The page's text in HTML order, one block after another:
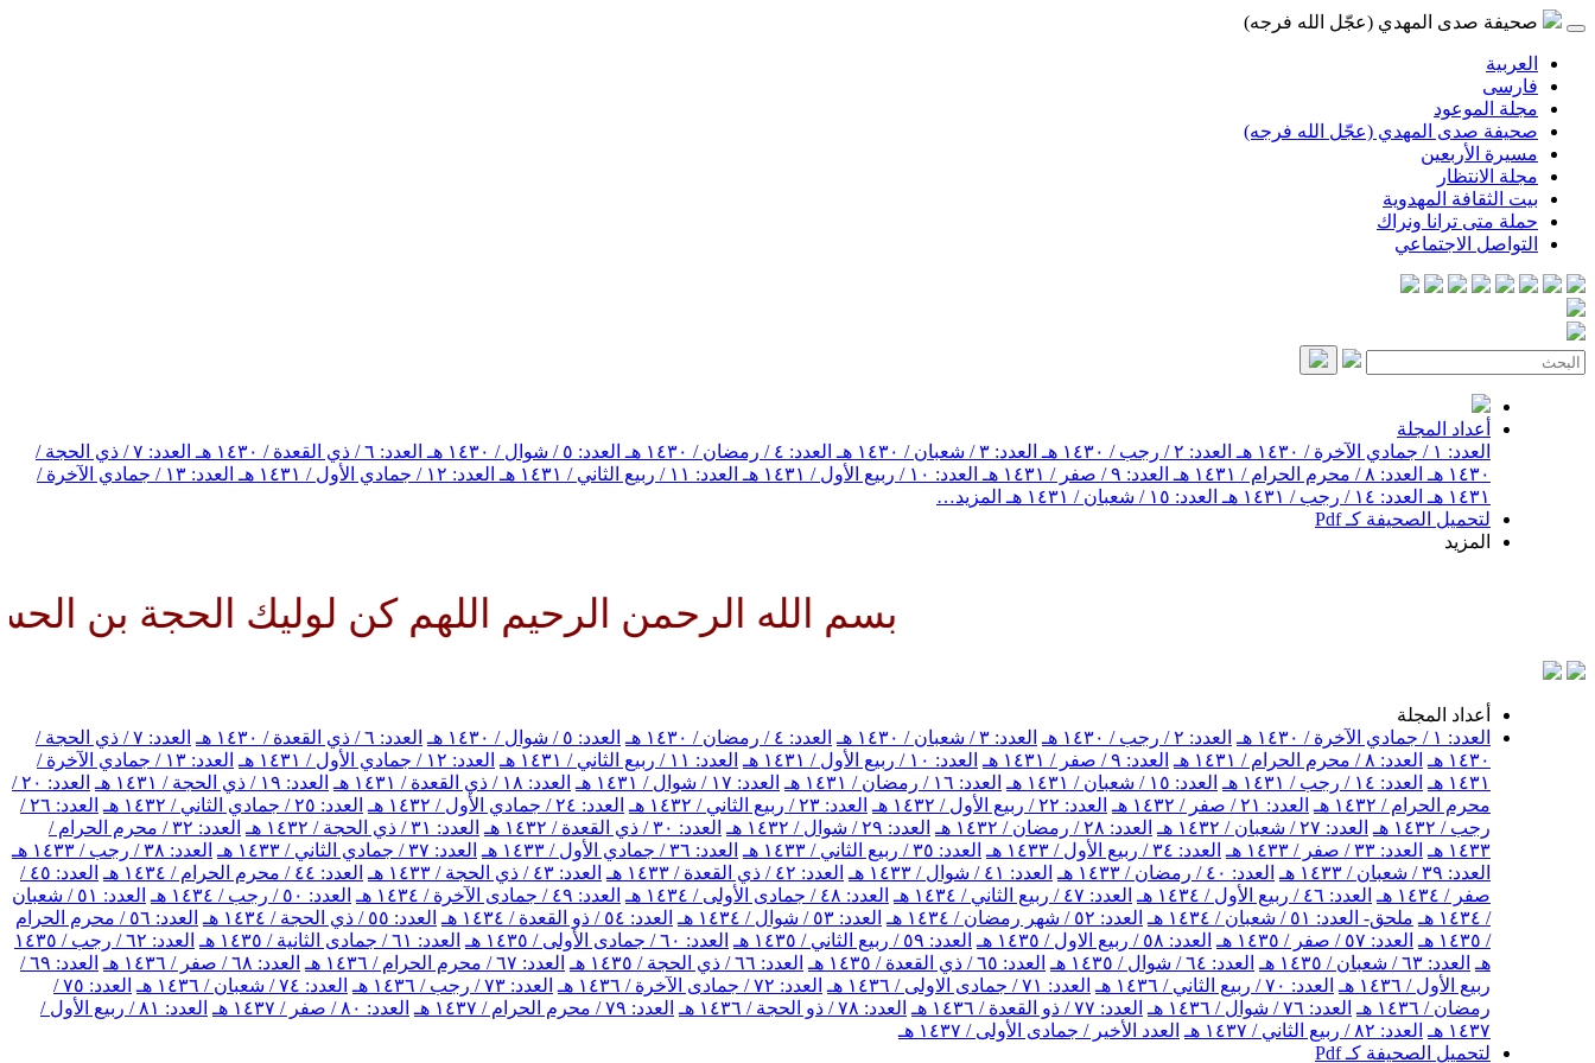
صحيفة صدى المهدي (عجّل الله فرجه)
العربية
فارسی
مجلة الموعود
صحيفة صدى المهدي (عجّل الله فرجه)
مسيرة الأربعين
مجلة الانتظار
بيت الثقافة المهدوية
حملة متى ترانا ونراك
التواصل الاجتماعي
أعداد المجلة
العدد: ١ / جمادي الآخرة / ١٤٣٠ هـ
العدد: ٢ / رجب / ١٤٣٠ هـ العدد: ٣ / شعبان / ١٤٣٠ هـ العدد: ٤ / رمضان / ١٤٣٠ هـ العدد: ٥ / شوال / ١٤٣٠ هـ العدد: ٦ / ذي القعدة / ١٤٣٠ هـ
العدد: ٧ / ذي الحجة /
١٤٣٠ هـ
العدد: ٨ / محرم الحرام / ١٤٣١ هـ العدد: ٩ / صفر / ١٤٣١ هـ العدد: ١٠ / ربيع الأول / ١٤٣١ هـ العدد: ١١ / ربيع الثاني / ١٤٣١ هـ العدد: ١٢ / جمادي الأول / ١٤٣١ هـ
العدد: ١٣ / جمادي الآخرة /
١٤٣١ هـ
العدد: ١٤ / رجب / ١٤٣١ هـ العدد: ١٥ / شعبان / ١٤٣١ هـ
المزيد…
لتحميل الصحيفة كـ Pdf
المزيد
بسم الله الرحمن الرحيم اللهم كن لوليك الحجة بن الحسن
أعداد المجلة
العدد: ١ / جمادي الآخرة / ١٤٣٠ هـ
العدد: ٢ / رجب / ١٤٣٠ هـ العدد: ٣ / شعبان / ١٤٣٠ هـ العدد: ٤ / رمضان / ١٤٣٠ هـ العدد: ٥ / شوال / ١٤٣٠ هـ العدد: ٦ / ذي القعدة / ١٤٣٠ هـ
العدد: ٧ / ذي الحجة /
١٤٣٠ هـ
العدد: ٨ / محرم الحرام / ١٤٣١ هـ العدد: ٩ / صفر / ١٤٣١ هـ العدد: ١٠ / ربيع الأول / ١٤٣١ هـ العدد: ١١ / ربيع الثاني / ١٤٣١ هـ العدد: ١٢ / جمادي الأول / ١٤٣١ هـ
العدد: ١٣ / جمادي الآخرة /
١٤٣١ هـ
العدد: ١٤ / رجب / ١٤٣١ هـ العدد: ١٥ / شعبان / ١٤٣١ هـ العدد: ١٦ / رمضان / ١٤٣١ هـ العدد: ١٧ / شوال / ١٤٣١ هـ العدد: ١٨ / ذي القعدة / ١٤٣١ هـ العدد: ١٩ / ذي الحجة / ١٤٣١ هـ
العدد: ٢٠ /
محرم الحرام / ١٤٣٢ هـ
العدد: ٢١ / صفر / ١٤٣٢ هـ العدد: ٢٢ / ربيع الأول / ١٤٣٢ هـ العدد: ٢٣ / ربيع الثاني / ١٤٣٢ هـ العدد: ٢٤ / جمادي الأول / ١٤٣٢ هـ العدد: ٢٥ / جمادي الثاني / ١٤٣٢ هـ
العدد: ٢٦ /
رجب / ١٤٣٢ هـ
العدد: ٢٧ / شعبان / ١٤٣٢ هـ العدد: ٢٨ / رمضان / ١٤٣٢ هـ العدد: ٢٩ / شوال / ١٤٣٢ هـ العدد: ٣٠ / ذي القعدة / ١٤٣٢ هـ العدد: ٣١ / ذي الحجة / ١٤٣٢ هـ
العدد: ٣٢ / محرم الحرام /
١٤٣٣ هـ
العدد: ٣٣ / صفر / ١٤٣٣ هـ العدد: ٣٤ / ربيع الأول / ١٤٣٣ هـ العدد: ٣٥ / ربيع الثاني / ١٤٣٣ هـ العدد: ٣٦ / جمادي الأول / ١٤٣٣ هـ العدد: ٣٧ / جمادي الثاني / ١٤٣٣ هـ
العدد: ٣٨ / رجب / ١٤٣٣ هـ
العدد: ٣٩ / شعبان / ١٤٣٣ هـ
العدد: ٤٠ / رمضان / ١٤٣٣ هـ العدد: ٤١ / شوال / ١٤٣٣ هـ العدد: ٤٢ / ذي القعدة / ١٤٣٣ هـ العدد: ٤٣ / ذي الحجة / ١٤٣٣ هـ العدد: ٤٤ / محرم الحرام / ١٤٣٤ هـ
العدد: ٤٥ /
صفر / ١٤٣٤ هـ
العدد: ٤٦ / ربيع الأول / ١٤٣٤ هـ العدد: ٤٧ / ربيع الثاني / ١٤٣٤ هـ العدد: ٤٨ / جمادى الأولى / ١٤٣٤ هـ العدد: ٤٩ / جمادى الآخرة / ١٤٣٤ هـ العدد: ٥٠ / رجب / ١٤٣٤ هـ
العدد: ٥١ / شعبان
/ ١٤٣٤ هـ
ملحق- العدد: ٥١ / شعبان / ١٤٣٤ هـ العدد: ٥٢ / شهر رمضان / ١٤٣٤ هـ العدد: ٥٣ / شوال / ١٤٣٤ هـ العدد: ٥٤ / ذو القعدة / ١٤٣٤ هـ العدد: ٥٥ / ذي الحجة / ١٤٣٤ هـ
العدد: ٥٦ / محرم الحرام
/ ١٤٣٥ هـ
العدد: ٥٧ / صفر / ١٤٣٥ هـ العدد: ٥٨ / ربيع الاول / ١٤٣٥ هـ العدد: ٥٩ / ربيع الثاني / ١٤٣٥ هـ العدد: ٦٠ / جمادى الأولى / ١٤٣٥ هـ العدد: ٦١ / جمادى الثانية / ١٤٣٥ هـ
العدد: ٦٢ / رجب / ١٤٣٥
هـ العدد: ٦٣ / شعبان / ١٤٣٥ هـ العدد: ٦٤ / شوال / ١٤٣٥ هـ العدد: ٦٥ / ذي القعدة / ١٤٣٥ هـ العدد: ٦٦ / ذي الحجة / ١٤٣٥ هـ العدد: ٦٧ / محرم الحرام / ١٤٣٦ هـ العدد: ٦٨ / صفر / ١٤٣٦ هـ
العدد: ٦٩ /
ربيع الأول / ١٤٣٦ هـ
العدد: ٧٠ / ربيع الثاني / ١٤٣٦ هـ العدد: ٧١ / جمادى الاولى / ١٤٣٦ هـ العدد: ٧٢ / جمادى الآخرة / ١٤٣٦ هـ العدد: ٧٣ / رجب / ١٤٣٦ هـ العدد: ٧٤ / شعبان / ١٤٣٦ هـ
العدد: ٧٥ /
رمضان / ١٤٣٦ هـ
العدد: ٧٦ / شوال / ١٤٣٦ هـ العدد: ٧٧ / ذو القعدة / ١٤٣٦ هـ العدد: ٧٨ / ذو الحجة / ١٤٣٦ هـ العدد: ٧٩ / محرم الحرام / ١٤٣٧ هـ العدد: ٨٠ / صفر / ١٤٣٧ هـ
العدد: ٨١ / ربيع الأول /
١٤٣٧ هـ
العدد: ٨٢ / ربيع الثاني / ١٤٣٧ هـ
العدد الأخير / جمادى الأولى / ١٤٣٧ هـ
لتحميل الصحيفة كـ Pdf